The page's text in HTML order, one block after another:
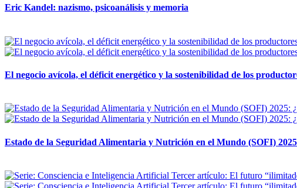
Eric Kandel: nazismo, psicoanálisis y memoria
El negocio avícola, el déficit energético y la sostenibilidad de los
Estado de la Seguridad Alimentaria y Nutrición en el Mundo (SOFI)